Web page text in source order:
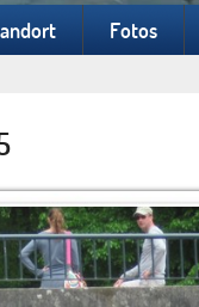
Fotos